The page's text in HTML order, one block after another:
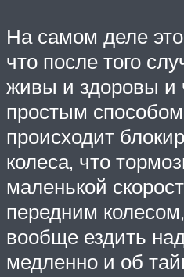
На самом деле
что после того
живы и здоровы и
простым
происходит
колеса, что
маленькой
передним
вообще ездить
медленно и об